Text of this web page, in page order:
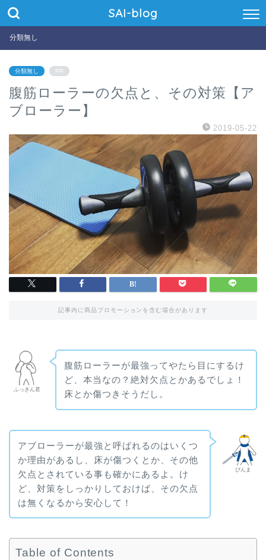
SAI-blog
分類無し
分類無し PR
腹筋ローラーの欠点と、その対策【ア
ブローラー】
2019-05-22
記事内に商品プロモーションを含む場合があります
ふっきん君
腹筋ローラーが最強ってやたら目にするけ
ど、本当なの？絶対欠点とかあるでしょ！
床とか傷つきそうだし。
ぴんま
アブローラーが最強と呼ばれるのはいくつ
か理由があるし、床が傷つくとか、その他
欠点とされている事も確かにあるよ。け
ど、対策をしっかりしておけば、その欠点
は無くなるから安心して！
Table of Contents